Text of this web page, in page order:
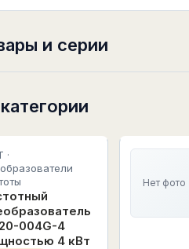
и серии
·
004G-4
4 кВт
Нет фото